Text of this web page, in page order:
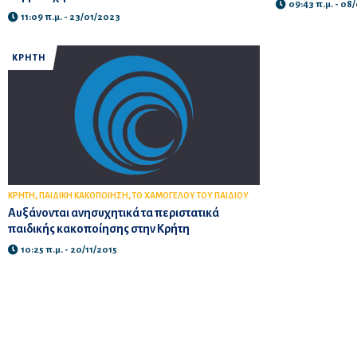
11:09 π.μ. - 23/01/2023
09:43 π.μ. -
ΚΡΗΤΗ
ΚΡΗΤΗ, ΠΑΙΔΙΚΗ ΚΑΚΟΠΟΙΗΣΗ,ΤΟ ΧΑΜΟΓΕΛΟΥ ΤΟΥ ΠΑΙΔΙΟΥ
Αυξάνονται ανησυχητικά τα περιστατικά
παιδικής κακοποίησης στην Κρήτη
10:25 π.μ. - 20/11/2015